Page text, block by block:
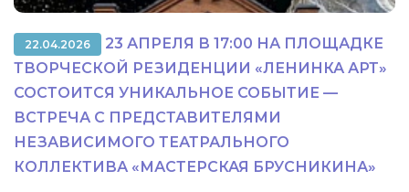
22.04.2026
23 АПРЕЛЯ В 17:00 НА ПЛОЩАДКЕ
ТВОРЧЕСКОЙ РЕЗИДЕНЦИИ «ЛЕНИНКА АРТ»
СОСТОИТСЯ УНИКАЛЬНОЕ СОБЫТИЕ —
ВСТРЕЧА С ПРЕДСТАВИТЕЛЯМИ
НЕЗАВИСИМОГО ТЕАТРАЛЬНОГО
КОЛЛЕКТИВА «МАСТЕРСКАЯ БРУСНИКИНА»